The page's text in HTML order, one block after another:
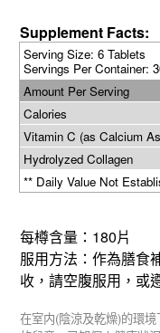
Supplement Facts:
Serving Size: 6 Tablets
Servings Per Container:
Amount Per Serving
Calories
Vitamin C (as Calcium
Hydrolyzed Collagen
** Daily Value Not
每樽含量： 180片
服用方法：作為膳食
收，請空腹服用，或
在室内(陰涼及乾燥)的環境